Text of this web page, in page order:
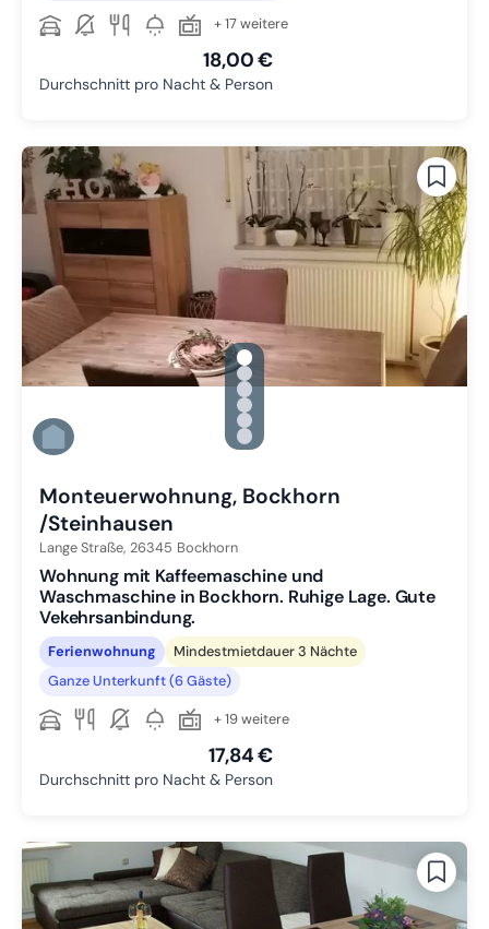
+ 17 weitere
18,00 €
Durchschnitt pro Nacht & Person
gallery.slide_selector
Zu Slide 1 wechseln
Zu Slide 2 wechseln
Zu Slide 3 wechseln
Zu Slide 4 wechseln
Zu Slide 5 wechseln
Zu Slide 6 wechseln
Monteuerwohnung, Bockhorn
/Steinhausen
Lange Straße, 26345 Bockhorn
Wohnung mit Kaffeemaschine und
Waschmaschine in Bockhorn. Ruhige Lage. Gute
Vekehrsanbindung.
Ferienwohnung
Mindestmietdauer 3 Nächte
Ganze Unterkunft (6 Gäste)
+ 19 weitere
17,84 €
Durchschnitt pro Nacht & Person